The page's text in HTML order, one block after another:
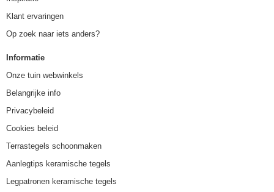
Klant ervaringen
Op zoek naar iets anders?
Informatie
Onze tuin webwinkels
Belangrijke info
Privacybeleid
Cookies beleid
Terrastegels schoonmaken
Aanlegtips keramische tegels
Legpatronen keramische tegels